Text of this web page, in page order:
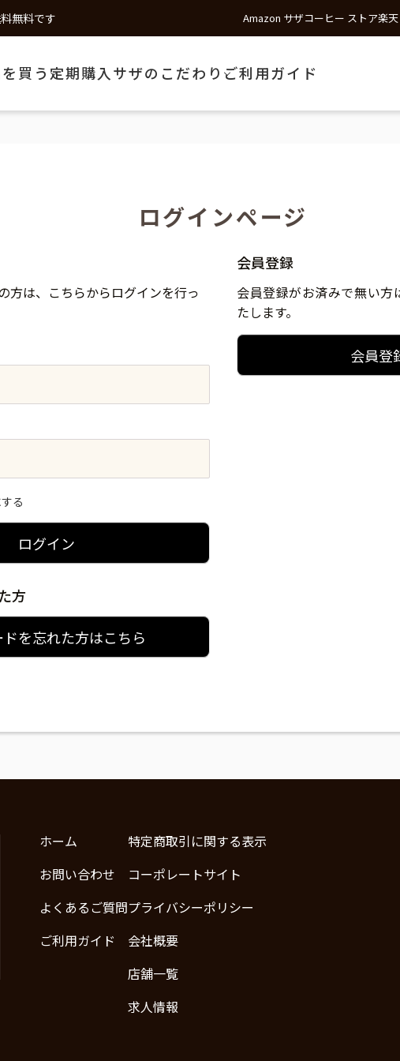
無料です Amazon サザコーヒー ストア楽
買う 定期購入 サザのこだわり ご利用ガイド
ログインページ
方は、こちらからログインを行っ
る
ログイン
方
を忘れた方はこちら
会員登録
会員登録がお済みで無い
たします。
会員登
ホーム
お問い合わせ
よくあるご質問
ご利用ガイド
特定商取引に関する表示
コーポレートサイト
プライバシーポリシー
会社概要
店舗一覧
求人情報